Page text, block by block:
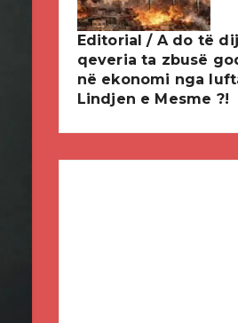
Editorial / A do të
qeveria ta zbusë
në ekonomi nga
Lindjen e Mesme ?!